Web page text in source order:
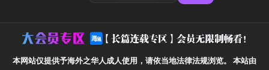
码
本网站仅提供予海外之华人成人使用，请依当地法律法规浏览。 本站由